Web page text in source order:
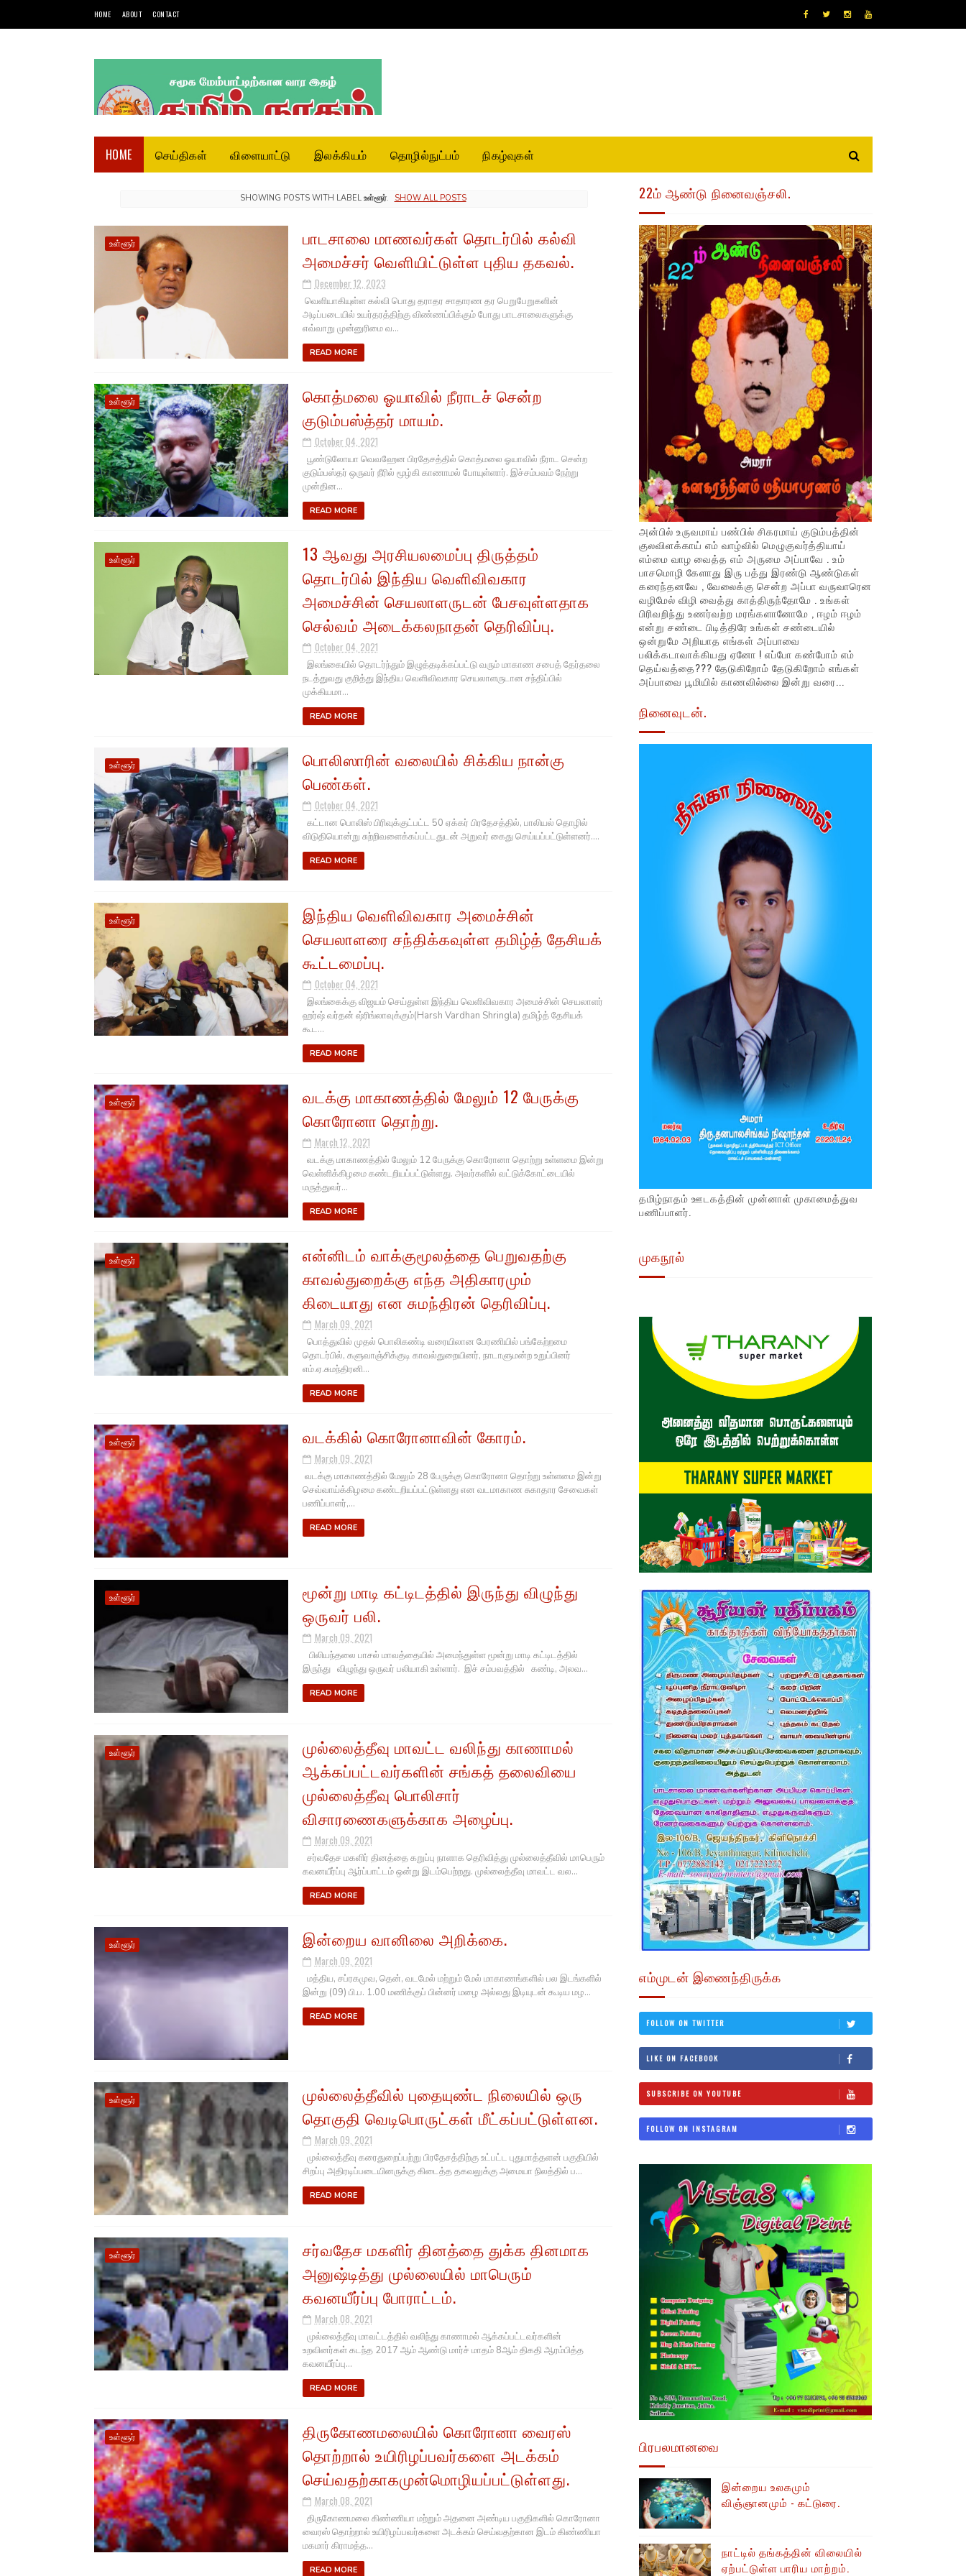
HOME ABOUT CONTACT
HOME செய்திகள் விளையாட்டு இலக்கியம் தொழில்நுட்பம் நிகழ்வுகள்
SHOWING POSTS WITH LABELஉள்ளூர். SHOW ALL POSTS
உள்ளூர்
பாடசாலை மாணவர்கள் தொடர்பில் கல்வி
அமைச்சர் வெளியிட்டுள்ள புதிய தகவல்.
December 12, 2023
வெளியாகியுள்ள கல்வி பொது தராதர சாதாரண தர பெறுபேறுகளின்
அடிப்படையில் உயர்தரத்திற்கு விண்ணப்பிக்கும் போது பாடசாலைகளுக்கு
எவ்வாறு முன்னுரிமை வ...
READ MORE
உள்ளூர்
கொத்மலை ஓயாவில் நீராடச் சென்ற
குடும்பஸ்த்தர் மாயம்.
October 04, 2021
பூண்டுலோயா வெவஹேன பிரதேசத்தில் கொத்மலை ஓயாவில் நீராட சென்ற
குடும்பஸ்தர் ஒருவர் நீரில் மூழ்கி காணாமல் போயுள்ளார். இச்சம்பவம் நேற்று
முன்தின...
READ MORE
உள்ளூர்
13 ஆவது அரசியலமைப்பு திருத்தம்
தொடர்பில் இந்திய வெளிவிவகார
அமைச்சின் செயலாளருடன் பேசவுள்ளதாக
செல்வம் அடைக்கலநாதன் தெரிவிப்பு.
October 04, 2021
இலங்கையில் தொடர்ந்தும் இழுத்தடிக்கப்பட்டு வரும் மாகாண சபைத் தேர்தலை
நடத்துவது குறித்து இந்திய வெளிவிவகார செயலாளருடான சந்திப்பில்
முக்கியமா...
READ MORE
உள்ளூர்
பொலிஸாரின் வலையில் சிக்கிய நான்கு
பெண்கள்.
October 04, 2021
கட்டான பொலிஸ் பிரிவுக்குட்பட்ட 50 ஏக்கர் பிரதேசத்தில், பாலியல் தொழில்
விடுதியொன்று சுற்றிவளைக்கப்பட்டதுடன் அறுவர் கைது செய்யப்பட்டுள்ளனர்....
READ MORE
உள்ளூர்
இந்திய வெளிவிவகார அமைச்சின்
செயலாளரை சந்திக்கவுள்ள தமிழ்த் தேசியக்
கூட்டமைப்பு.
October 04, 2021
இலங்கைக்கு விஜயம் செய்துள்ள இந்திய வெளிவிவகார அமைச்சின் செயலாளர்
ஹர்ஷ் வர்தன் ஷ்ரிங்லாவுக்கும்(Harsh Vardhan Shringla) தமிழ்த் தேசியக்
கூட...
READ MORE
உள்ளூர்
வடக்கு மாகாணத்தில் மேலும் 12 பேருக்கு
கொரோனா தொற்று.
March 12, 2021
வடக்கு மாகாணத்தில் மேலும் 12 பேருக்கு கொரோனா தொற்று உள்ளமை இன்று
வெள்ளிக்கிழமை கண்டறியப்பட்டுள்ளது. அவர்களில் வட்டுக்கோட்டையில்
மருத்துவர்...
READ MORE
உள்ளூர்
என்னிடம் வாக்குமூலத்தை பெறுவதற்கு
காவல்துறைக்கு எந்த அதிகாரமும்
கிடையாது என சுமந்திரன் தெரிவிப்பு.
March 09, 2021
பொத்துவில் முதல் பொலிகண்டி வரையிலான பேரணியில் பங்கேற்றமை
தொடர்பில், களுவாஞ்சிக்குடி காவல்துறையினர், நாடாளுமன்ற உறுப்பினர்
எம்.ஏ.சுமந்திரனி...
READ MORE
உள்ளூர் வடக்கில் கொரோனாவின் கோரம்.
March 09, 2021
வடக்கு மாகாணத்தில் மேலும் 28 பேருக்கு கொரோனா தொற்று உள்ளமை இன்று
செவ்வாய்க்கிழமை கண்டறியப்பட்டுள்ளது என வடமாகாண சுகாதார சேவைகள்
பணிப்பாளர்,...
READ MORE
உள்ளூர்
மூன்று மாடி கட்டிடத்தில் இருந்து விழுந்து
ஒருவர் பலி.
March 09, 2021
பிலியந்தலை பாசல் மாவத்தையில் அமைந்துள்ள மூன்று மாடி கட்டிடத்தில்
இருந்து விழுந்து ஒருவர் பலியாகி உள்ளார். இச் சம்பவத்தில் கண்டி, அலவ...
READ MORE
உள்ளூர்
முல்லைத்தீவு மாவட்ட வலிந்து காணாமல்
ஆக்கப்பட்டவர்களின் சங்கத் தலைவியை
முல்லைத்தீவு பொலிசார்
விசாரணைகளுக்காக அழைப்பு.
March 09, 2021
சர்வதேச மகளிர் தினத்தை கறுப்பு நாளாக தெரிவித்து முல்லைத்தீவில் மாபெரும்
கவனயீர்ப்பு ஆர்ப்பாட்டம் ஒன்று இடம்பெற்றது. முல்லைத்தீவு மாவட்ட வல...
READ MORE
உள்ளூர் இன்றைய வானிலை அறிக்கை.
March 09, 2021
மத்திய, சப்ரகமுவ, தென், வடமேல் மற்றும் மேல் மாகாணங்களில் பல இடங்களில்
இன்று (09) பி.ப. 1.00 மணிக்குப் பின்னர் மழை அல்லது இடியுடன் கூடிய மழ...
READ MORE
உள்ளூர்
முல்லைத்தீவில் புதையுண்ட நிலையில் ஒரு
தொகுதி வெடிபொருட்கள் மீட்கப்பட்டுள்ளன.
March 09, 2021
முல்லைத்தீவு கரைதுறைப்பற்று பிரதேசத்திற்கு உட்பட்ட புதுமாத்தளன் பகுதியில்
சிறப்பு அதிரடிப்படையினருக்கு கிடைத்த தகவலுக்கு அமையா நிலத்தில் ப...
READ MORE
உள்ளூர்
சர்வதேச மகளிர் தினத்தை துக்க தினமாக
அனுஷ்டித்து முல்லையில் மாபெரும்
கவனயீர்ப்பு போராட்டம்.
March 08, 2021
முல்லைத்தீவு மாவட்டத்தில் வலிந்து காணாமல் ஆக்கப்பட்டவர்களின்
உறவினர்கள் கடந்த 2017 ஆம் ஆண்டு மார்ச் மாதம் 8ஆம் திகதி ஆரம்பித்த
கவனயீர்ப்பு...
READ MORE
உள்ளூர்
திருகோணமலையில் கொரோனா வைரஸ்
தொற்றால் உயிரிழப்பவர்களை அடக்கம்
செய்வதற்காகமுன்மொழியப்பட்டுள்ளது.
March 08, 2021
திருகோணமலை கிண்ணியா மற்றும் அதனை அண்டிய பகுதிகளில் கொரோனா
வைரஸ் தொற்றால் உயிரிழப்பவர்களை அடக்கம் செய்வதற்கான இடம் கிண்ணியா
மகமார் கிராமத்த...
READ MORE
22ம் ஆண்டு நினைவஞ்சலி.
அன்பில் உருவமாய் பண்பில் சிகரமாய் குடும்பத்தின்
குலவிளக்காய் எம் வாழ்வில் மெழுகுவர்த்தியாய்
எம்மை வாழ வைத்த எம் அருமை அப்பாவே . உம்
பாசமொழி கேளாது இரு பத்து இரண்டு ஆண்டுகள்
கரைந்தனவே , வேலைக்கு சென்ற அப்பா வருவாரென
வழிமேல் விழி வைத்து காத்திருந்தோமே . உங்கள்
பிரிவறிந்து உணர்வற்ற மரங்களானோமே , ஈழம் ஈழம்
என்று சண்டை பிடித்திரே உங்கள் சண்டையில்
ஒன்றுமே அறியாத எங்கள் அப்பாவை
பலிக்கடாவாக்கியது ஏனோ ! எப்போ கண்போம் எம்
தெய்வத்தை??? தேடுகிறோம் தேடுகிறோம் எங்கள்
அப்பாவை பூமியில் காணவில்லை இன்று வரை...
நினைவுடன்.
தமிழ்நாதம் ஊடகத்தின் முன்னாள் முகாமைத்துவ
பணிப்பாளர்.
முகநூல்
எம்முடன் இணைந்திருக்க
FOLLOW ON TWITTER
LIKE ON FACEBOOK
SUBSCRIBE ON YOUTUBE
FOLLOW ON INSTAGRAM
பிரபலமானவை
இன்றைய உலகமும்
விஞ்ஞானமும் - கட்டுரை.
நாட்டில் தங்கத்தின் விலையில்
ஏற்பட்டுள்ள பாரிய மாற்றம்.